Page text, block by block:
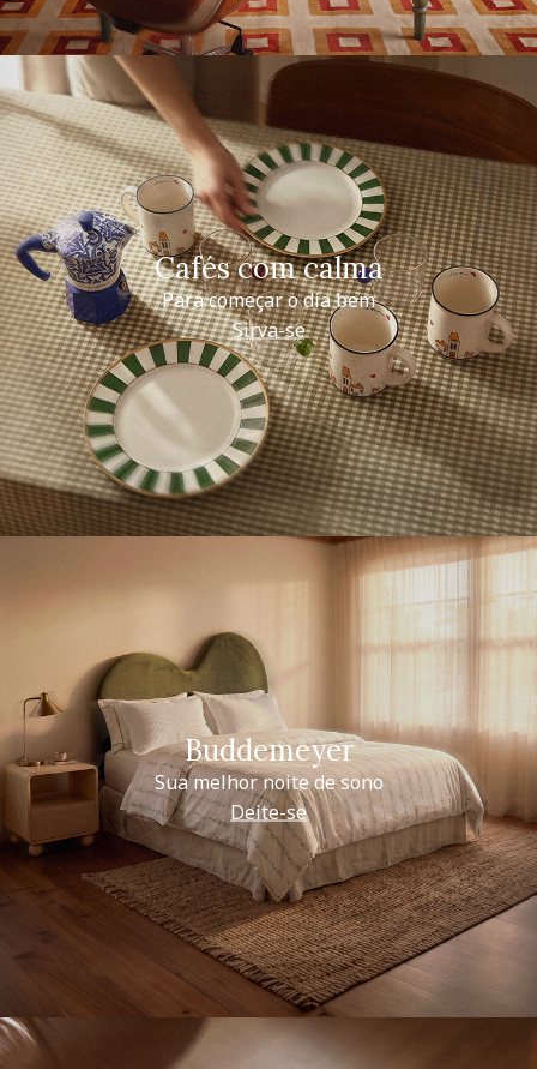
Cafés com calma
Para começar o dia bem
Sirva-se
Buddemeyer
Sua melhor noite de sono
Deite-se